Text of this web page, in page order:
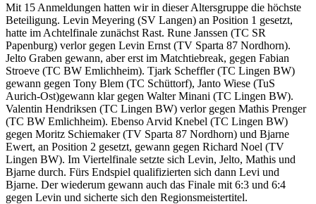
Mit 15 Anmeldungen hatten wir in dieser Altersgruppe die höchste
Beteiligung. Levin Meyering (SV Langen) an Position 1 gesetzt,
hatte im Achtelfinale zunächst Rast. Rune Janssen (TC SR
Papenburg) verlor gegen Levin Ernst (TV Sparta 87 Nordhorn).
Jelto Graben gewann, aber erst im Matchtiebreak, gegen Fabian
Stroeve (TC BW Emlichheim). Tjark Scheffler (TC Lingen BW)
gewann gegen Tony Blem (TC Schüttorf), Janto Wiese (TuS
Aurich-Ost)gewann klar gegen Walter Minani (TC Lingen BW).
Valentin Hendriksen (TC Lingen BW) verlor gegen Mathis Prenger
(TC BW Emlichheim). Ebenso Arvid Knebel (TC Lingen BW)
gegen Moritz Schiemaker (TV Sparta 87 Nordhorn) und Bjarne
Ewert, an Position 2 gesetzt, gewann gegen Richard Noel (TV
Lingen BW). Im Viertelfinale setzte sich Levin, Jelto, Mathis und
Bjarne durch. Fürs Endspiel qualifizierten sich dann Levi und
Bjarne. Der wiederum gewann auch das Finale mit 6:3 und 6:4
gegen Levin und sicherte sich den Regionsmeistertitel.